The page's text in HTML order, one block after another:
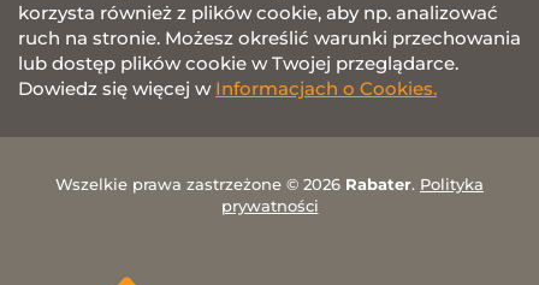
korzysta również z plików cookie, aby np. analizować
ruch na stronie. Możesz określić warunki przechowania
lub dostęp plików cookie w Twojej przeglądarce.
Dowiedz się więcej w Informacjach o Cookies.
Wszelkie prawa zastrzeżone © 2026 Rabater. Polityka
prywatności